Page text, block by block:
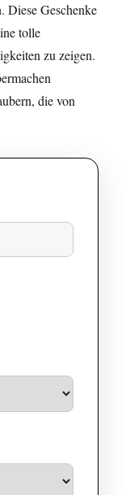
Diese Geschenke
tolle
zu zeigen.
die von